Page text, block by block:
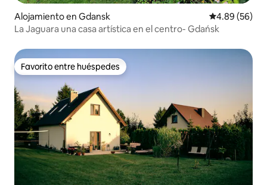
Alojamiento en Gdansk Calificación
4.89 (56)
La Jaguara una casa artística en el centro- Gdańsk
Favorito entre huéspedes
Favorito entre huéspedes